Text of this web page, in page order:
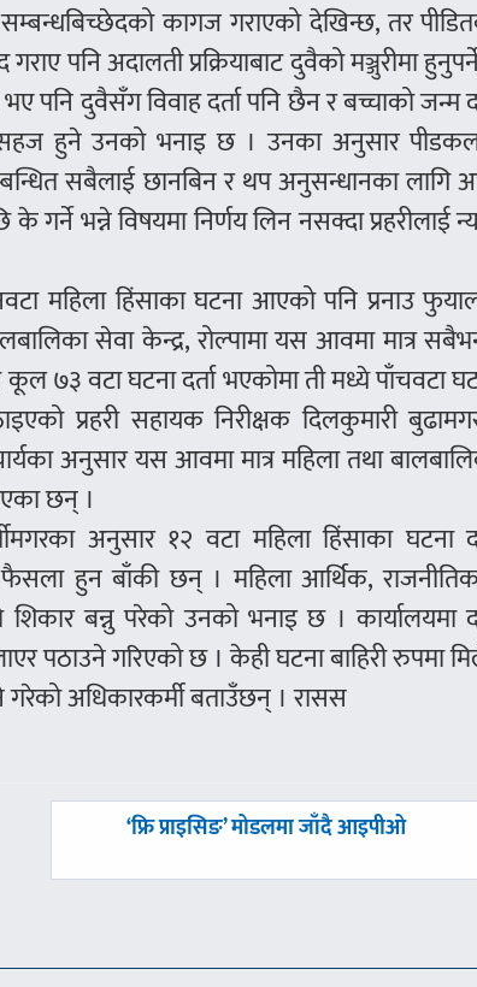
कागज गराएको देखिन्छ, तर
पनि अदालती प्रक्रियाबाट दुवैको मञ्जुरीमा
पनि दुवैसँग विवाह दर्ता पनि छैन र बच्चाको जन्म
हुने उनको भनाइ छ । उनका अनुसार
सबैलाई छानबिन र थप अनुसन्धानका लागि
भन्ने विषयमा निर्णय लिन नसक्दा प्रहरीलाई
महिला हिंसाका घटना आएको पनि प्रनाउ
सेवा केन्द्र, रोल्पामा यस आवमा मात्र
७३ वटा घटना दर्ता भएकोमा ती मध्ये पाँचवटा
प्रहरी सहायक निरीक्षक दिलकुमारी
अनुसार यस आवमा मात्र महिला तथा
छन् ।
अनुसार १२ वटा महिला हिंसाका घटना
हुन बाँकी छन् । महिला आर्थिक,
बन्नु परेको उनको भनाइ छ । कार्यालयमा
पठाउने गरिएको छ । केही घटना बाहिरी रुपमा
अधिकारकर्मी बताउँछन् । रासस
अघिल्लाे
‘फ्रि प्राइसिङ’ मोडलमा जाँदै आइपीओ